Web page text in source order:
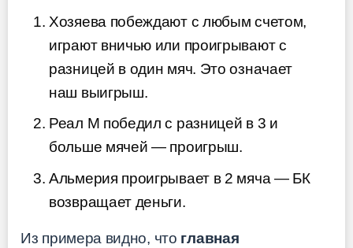
Хозяева побеждают с любым счетом,
играют вничью или проигрывают с
разницей в один мяч. Это означает
наш выигрыш.
Реал М победил с разницей в 3 и
больше мячей — проигрыш.
Альмерия проигрывает в 2 мяча — БК
возвращает деньги.
Из примера видно, что главная